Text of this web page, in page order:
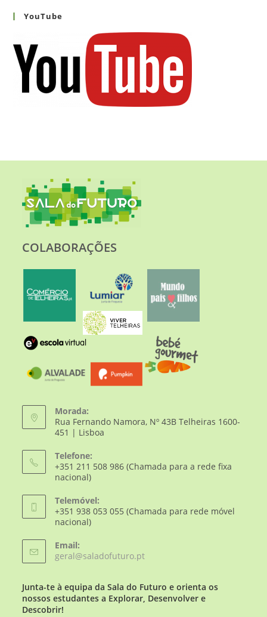
YouTube
COLABORAÇÕES
Morada:
Rua Fernando Namora, Nº 43B Telheiras 1600-
451 | Lisboa
Telefone:
+351 211 508 986 (Chamada para a rede fixa
nacional)
Telemóvel:
+351 938 053 055 (Chamada para rede móvel
nacional)
Email:
geral@saladofuturo.pt
Junta-te à equipa da Sala do Futuro e orienta os
nossos estudantes a Explorar, Desenvolver e
Descobrir!